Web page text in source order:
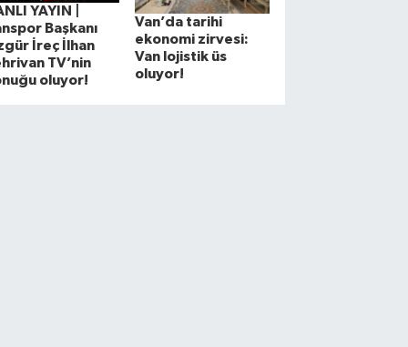
YAYIN |
Başkanı
İreç İlhan
TV’nin
oluyor!
Van’da tarihi
ekonomi zirvesi:
Van lojistik üs
oluyor!